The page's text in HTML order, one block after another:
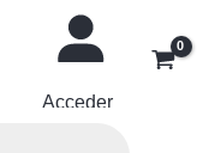
Acceder